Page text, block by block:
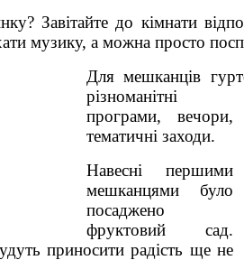
Завітайте до кімнати
музику, а можна просто
Для мешканців
різноманітні
програми, вечори,
тематичні заходи.
Навесні першими
мешканцями було
посаджено
фруктовий сад.
приносити радість ще не